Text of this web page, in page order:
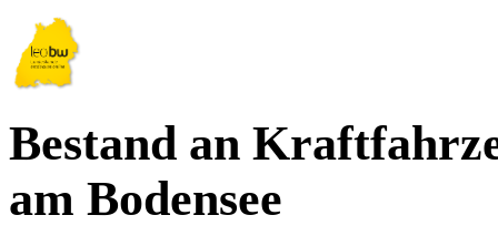
Bestand an
am Bodensee